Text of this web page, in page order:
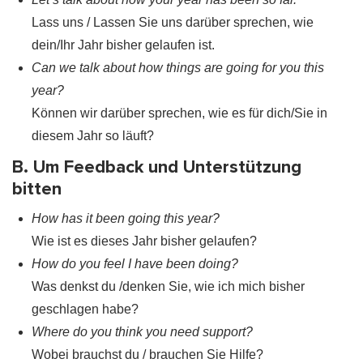
Lass uns / Lassen Sie uns darüber sprechen, wie
dein/Ihr Jahr bisher gelaufen ist.
Can we talk about how things are going for you this
year?
Können wir darüber sprechen, wie es für dich/Sie in
diesem Jahr so läuft?
B. Um Feedback und Unterstützung
bitten
How has it been going this year?
Wie ist es dieses Jahr bisher gelaufen?
How do you feel I have been doing?
Was denkst du /denken Sie, wie ich mich bisher
geschlagen habe?
Where do you think you need support?
Wobei brauchst du / brauchen Sie Hilfe?